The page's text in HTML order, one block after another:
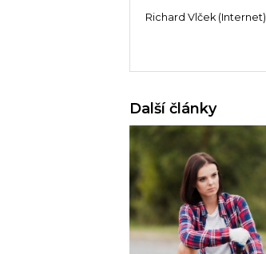
Richard Vlček (Internet)
Další články